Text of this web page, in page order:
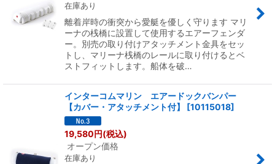
在庫あり
離着岸時の衝突から愛艇を優しく守ります マリ
ーナの桟橋に設置して使用するエアーフェンダ
ー。別売の取り付けアタッチメント金具をセッ
トし、マリーナ桟橋のレールに取り付けるとベ
ストフィットします。船体を破…
インターコムマリン エアードックバンパー
【カバー・アタッチメント付】
[10115018]
19,580円(税込)
オープン価格
在庫あり